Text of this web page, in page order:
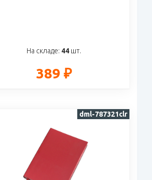
На складе: 44шт.
389 ₽
dml-787321clr